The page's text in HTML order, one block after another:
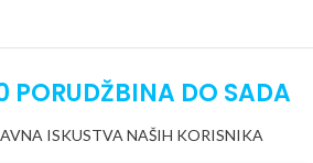
PORUDŽBINA DO SADA
ISKUSTVA NAŠIH KORISNIKA